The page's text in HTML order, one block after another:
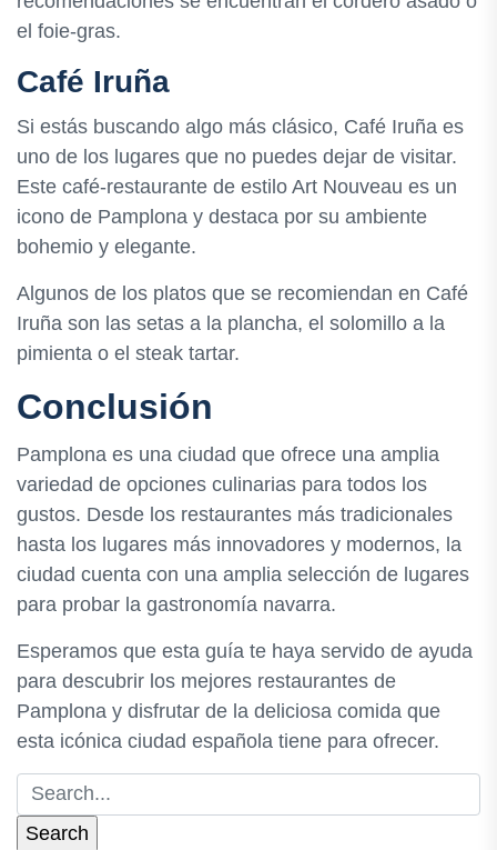
el foie-gras.
Café Iruña
Si estás buscando algo más clásico, Café Iruña es
uno de los lugares que no puedes dejar de visitar.
Este café-restaurante de estilo Art Nouveau es un
icono de Pamplona y destaca por su ambiente
bohemio y elegante.
Algunos de los platos que se recomiendan en Café
Iruña son las setas a la plancha, el solomillo a la
pimienta o el steak tartar.
Conclusión
Pamplona es una ciudad que ofrece una amplia
variedad de opciones culinarias para todos los
gustos. Desde los restaurantes más tradicionales
hasta los lugares más innovadores y modernos, la
ciudad cuenta con una amplia selección de lugares
para probar la gastronomía navarra.
Esperamos que esta guía te haya servido de ayuda
para descubrir los mejores restaurantes de
Pamplona y disfrutar de la deliciosa comida que
esta icónica ciudad española tiene para ofrecer.